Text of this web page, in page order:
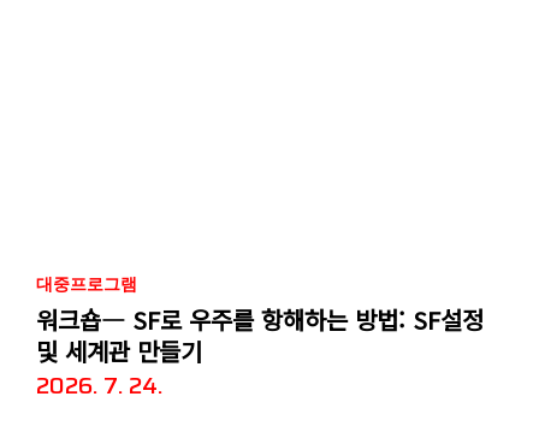
대중프로그램
워크숍― SF로 우주를 항해하는 방법: SF설정
및 세계관 만들기
2026. 7. 24.